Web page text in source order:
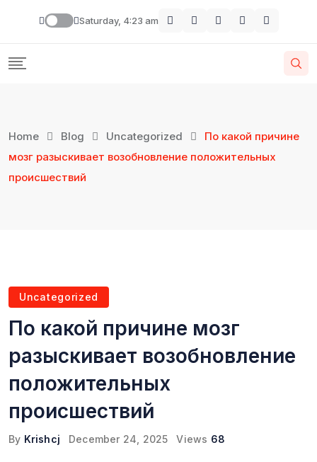
Saturday, 4:23 am
Home Blog Uncategorized
По какой причине
мозг разыскивает возобновление положительных
происшествий
Uncategorized
По какой причине мозг
разыскивает возобновление
положительных
происшествий
By Krishcj December 24, 2025 Views 68